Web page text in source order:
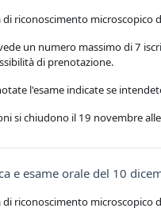
di riconoscimento microscopico
un numero massimo di 7
di prenotazione.
l'esame indicate se
si chiudono il 19 novembre
e esame orale del 10
di riconoscimento microscopico